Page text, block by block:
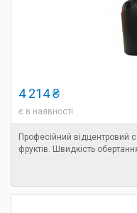
4 214 ₴
є в наявності
Професійний відцентровий
фруктів. Швидкість